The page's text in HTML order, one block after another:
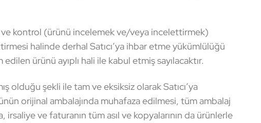
ve kontrol (ürünü incelemek ve/veya incelettirmek)
halinde derhal Satıcı’ya ihbar etme yükümlülüğü
ürünü ayıplı hali ile kabul etmiş sayılacaktır.
şekli ile tam ve eksiksiz olarak Satıcı’ya
orijinal ambalajında muhafaza edilmesi, tüm ambalaj
ve faturanın tüm asıl ve kopyalarının da ürünlerle